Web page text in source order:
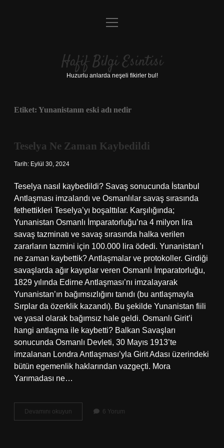
Anasayfa
Yasal Uyarı
menüyü
Hafif Bilgi Esintisi
Huzurlu anlarda neşeli fikirler bul!
Etiket: Yunanistanın eski adı nedir
Teselya Ne Zaman Kaybedildi
Tarih: Eylül 30, 2024
Teselya nasıl kaybedildi? Savaş sonucunda İstanbul
Antlaşması imzalandı ve Osmanlılar savaş sırasında
fethettikleri Teselya’yı boşalttılar. Karşılığında;
Yunanistan Osmanlı İmparatorluğu’na 4 milyon lira
savaş tazminatı ve savaş sırasında halka verilen
zararların tazmini için 100.000 lira ödedi. Yunanistan’ı
ne zaman kaybettik? Antlaşmalar ve protokoller. Girdiği
savaşlarda ağır kayıplar veren Osmanlı İmparatorluğu,
1829 yılında Edirne Antlaşması’nı imzalayarak
Yunanistan’ın bağımsızlığını tanıdı (bu antlaşmayla
Sırplar da özerklik kazandı). Bu şekilde Yunanistan fiili
ve yasal olarak bağımsız hale geldi. Osmanlı Girit’i
hangi antlaşma ile kaybetti? Balkan Savaşları
sonucunda Osmanlı Devleti, 30 Mayıs 1913’te
imzalanan Londra Antlaşması’yla Girit Adası üzerindeki
bütün egemenlik haklarından vazgeçti. Mora
Yarımadası ne…
Devamını okuyun
Ne
6 Yorum